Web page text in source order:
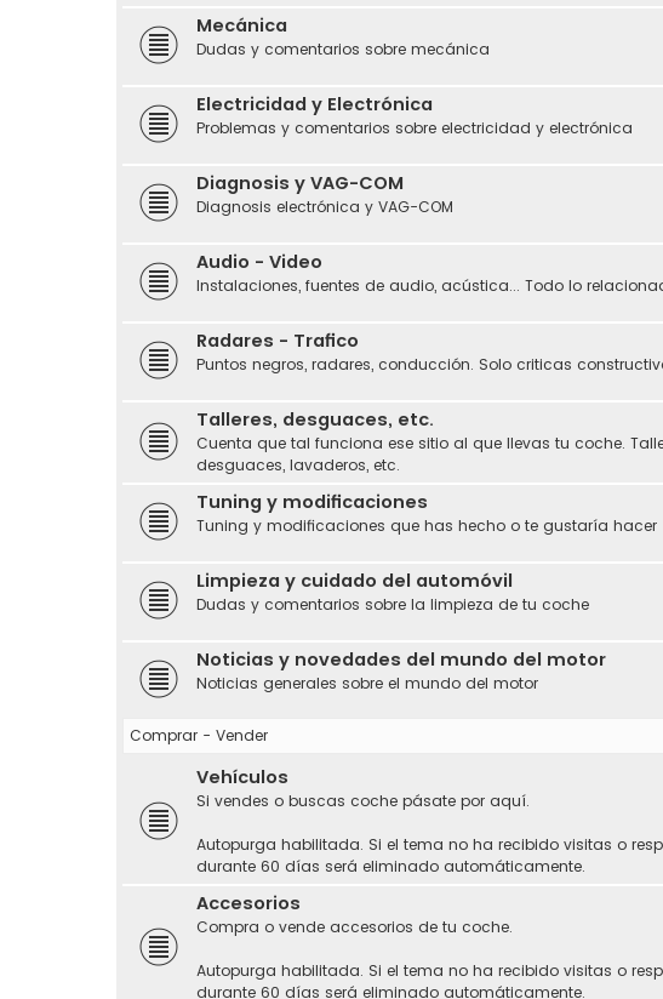
Mecánica
Dudas y comentarios sobre mecánica
Electricidad y Electrónica
Problemas y comentarios sobre electricidad y electrónica
Diagnosis y VAG-COM
Diagnosis electrónica y VAG-COM
Audio - Video
Instalaciones, fuentes de audio, acústica... Todo lo
Radares - Trafico
Puntos negros, radares, conducción. Solo criticas
Talleres, desguaces, etc.
Cuenta que tal funciona ese sitio al que llevas tu coche.
desguaces, lavaderos, etc.
Tuning y modificaciones
Tuning y modificaciones que has hecho o te gustaría hacer
Limpieza y cuidado del automóvil
Dudas y comentarios sobre la limpieza de tu coche
Noticias y novedades del mundo del motor
Noticias generales sobre el mundo del motor
Comprar - Vender
Vehículos
Si vendes o buscas coche pásate por aquí.
Autopurga habilitada. Si el tema no ha recibido visitas o
durante 60 días será eliminado automáticamente.
Accesorios
Compra o vende accesorios de tu coche.
Autopurga habilitada. Si el tema no ha recibido visitas o
durante 60 días será eliminado automáticamente.